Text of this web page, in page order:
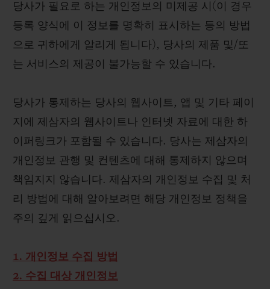
당사가 필요로 하는 개인정보의 미제공 시(이 경우
등록 양식에 이 정보를 명확히 표시하는 등의 방법
으로 귀하에게 알리게 됩니다), 당사의 제품 및/또
는 서비스의 제공이 불가능할 수 있습니다.
당사가 통제하는 당사의 웹사이트, 앱 및 기타 페이
지에 제삼자의 웹사이트나 인터넷 자료에 대한 하
이퍼링크가 포함될 수 있습니다. 당사는 제삼자의
개인정보 관행 및 컨텐츠에 대해 통제하지 않으며
책임지지 않습니다. 제삼자의 개인정보 수집 및 처
리 방법에 대해 알아보려면 해당 개인정보 정책을
주의 깊게 읽으십시오.
1. 개인정보 수집 방법
2. 수집 대상 개인정보